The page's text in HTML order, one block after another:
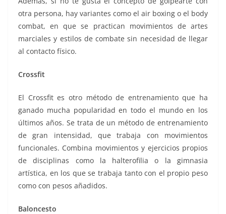
otra persona, hay variantes como el air boxing o el body
combat, en que se practican movimientos de artes
marciales y estilos de combate sin necesidad de llegar
al contacto físico.
Crossfit
El Crossfit es otro método de entrenamiento que ha
ganado mucha popularidad en todo el mundo en los
últimos años. Se trata de un método de entrenamiento
de gran intensidad, que trabaja con movimientos
funcionales. Combina movimientos y ejercicios propios
de disciplinas como la halterofilia o la gimnasia
artística, en los que se trabaja tanto con el propio peso
como con pesos añadidos.
Baloncesto